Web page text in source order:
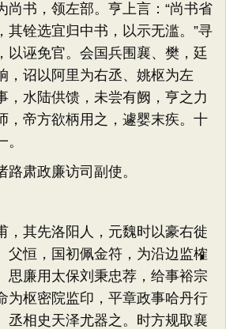
尚书，领左部。亨上言：“尚书省
其铨选宜归中书，以示无滥。”寻
以诬免官。会国兵围襄、樊，廷
，诏以阿里为右丞、姚枢为左
，水陆供馈，未尝有阙，亨之力
，帝方欲柄用之，遽婴末疾。十
肃政廉访司副使。
其先洛阳人，元魏时以豪右徙
父恒，国初佩金符，为沿边监榷
思廉用太保刘秉忠荐，给事裕宗
为枢密院监印，平章政事哈丹行
丞相史天泽尤器之。时方规取襄